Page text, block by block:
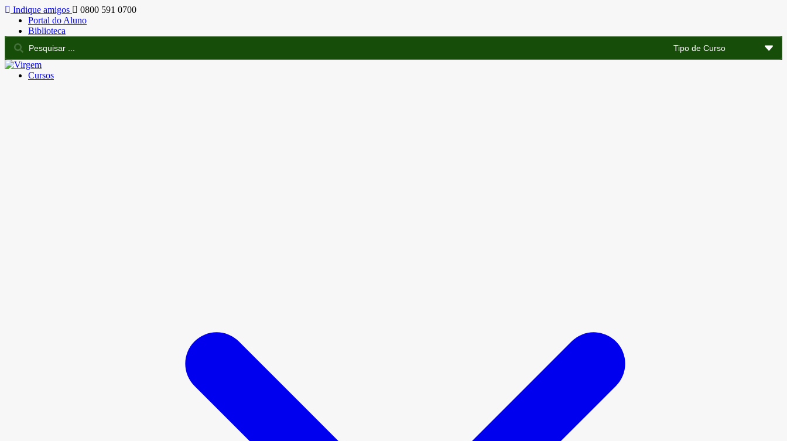
Indique amigos
0800 591 0700
Portal do Aluno
Biblioteca
Cursos